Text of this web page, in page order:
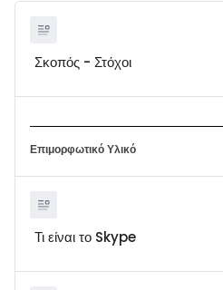
Σκοπός - Στόχοι
Επιμορφωτικό Υλικό
Τι είναι το Skype